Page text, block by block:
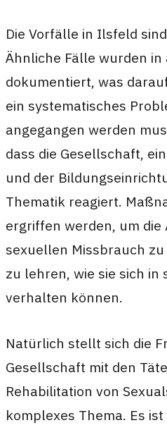
Die Vorfälle in Ilsfeld
Ähnliche Fälle wurden in
dokumentiert, was
ein systematisches
angegangen werden
dass die Gesellschaft,
und der
Thematik reagiert.
ergriffen werden, um
sexuellen Missbrauch
zu lehren, wie sie sich in
verhalten können.
Natürlich stellt sich die
Gesellschaft mit den
Rehabilitation von
komplexes Thema. Es